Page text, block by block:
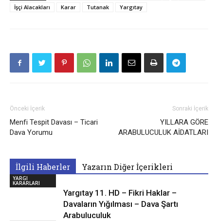
İşçi Alacakları
Karar Tutanak Yargıtay
Önceki İçerik
Menfi Tespit Davası – Ticari
Dava Yorumu
Sonraki İçerik
YILLARA GÖRE
ARABULUCULUK AİDATLARI
İlgili Haberler Yazarın Diğer İçerikleri
YARGI
KARARLARI
Yargıtay 11. HD – Fikri Haklar –
Davaların Yığılması – Dava Şartı
Arabuluculuk